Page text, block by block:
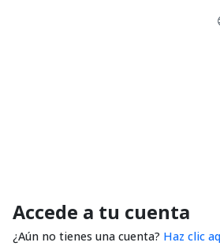
Accede a tu cuenta
¿Aún no tienes una cuenta? Haz clic